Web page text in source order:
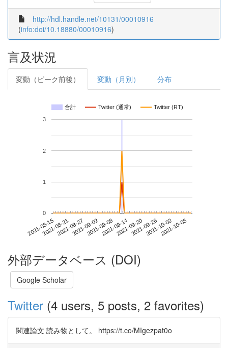
http://hdl.handle.net/10131/00010916
(info:doi/10.18880/00010916)
言及状況
変動（ピーク前後） 変動（月別） 分布
合計 Twitter (通常) Twitter (RT)
2021-08-152021-08-212021-08-272021-09-022021-09-082021-09-142021-09-202021-09-262021-10-022021-10-08
0
1
2
3
外部データベース (DOI)
Google Scholar
Twitter (4 users, 5 posts, 2 favorites)
関連論文 読み物として。 https://t.co/MIgezpat0o